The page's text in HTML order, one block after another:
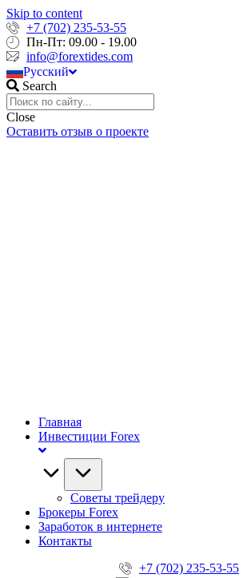
Skip to content
+7 (702) 235-53-55
Пн-Пт: 09.00 - 19.00
info@forextides.com
Русский
English
Français
Português
Search
Close
Оставить отзыв о проекте
Главная
Инвестиции Forex
Советы трейдеру
Брокеры Forex
Заработок в интернете
Контакты
+7 (702) 235-53-55